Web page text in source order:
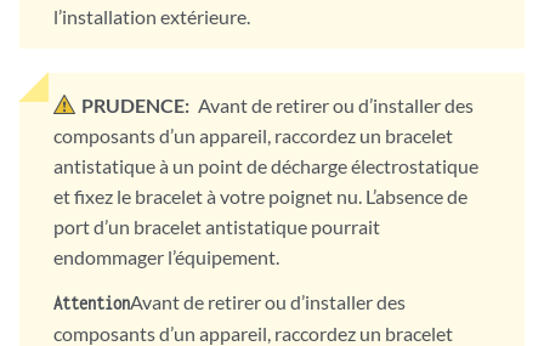
l’installation extérieure.
PRUDENCE: Avant de retirer ou d’installer des
composants d’un appareil, raccordez un bracelet
antistatique à un point de décharge électrostatique
et fixez le bracelet à votre poignet nu. L’absence de
port d’un bracelet antistatique pourrait
endommager l’équipement.
AttentionAvant de retirer ou d’installer des
composants d’un appareil, raccordez un bracelet